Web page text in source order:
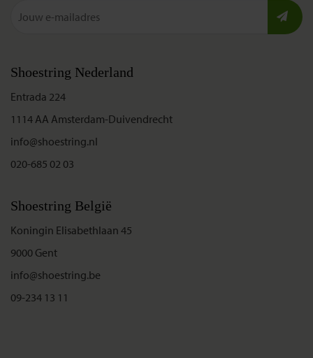
Shoestring Nederland
Entrada 224
1114 AA Amsterdam-Duivendrecht
info@shoestring.nl
020-685 02 03
Shoestring België
Koningin Elisabethlaan 45
9000 Gent
info@shoestring.be
09-234 13 11